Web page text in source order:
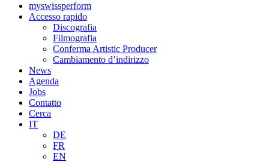
myswissperform
Accesso rapido
Discografia
Filmografia
Conferma Artistic Producer
Cambiamento d’indirizzo
News
Agenda
Jobs
Contatto
Cerca
IT
DE
FR
EN